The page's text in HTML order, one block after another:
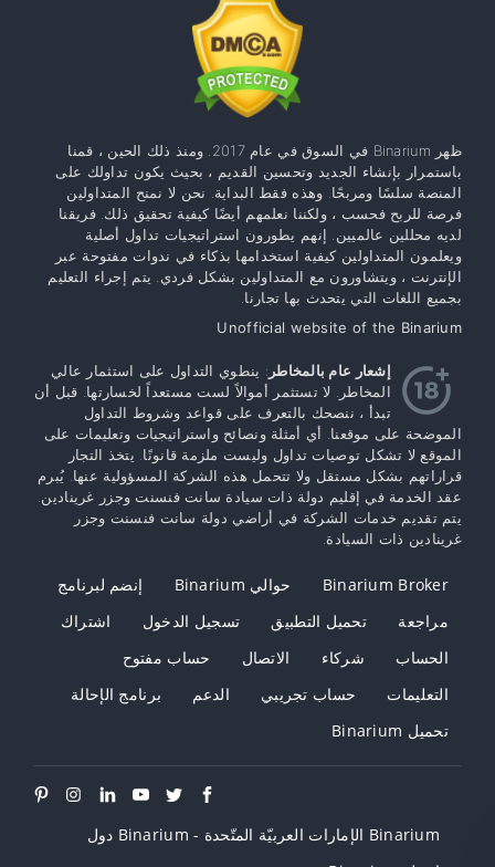
ظهر Binarium في السوق في عام 2017. ومنذ ذلك الحين ، قمنا
باستمرار بإنشاء الجديد وتحسين القديم ، بحيث يكون تداولك على
المنصة سلسًا ومربحًا. وهذه فقط البداية. نحن لا نمنح المتداولين
فرصة للربح فحسب ، ولكننا نعلمهم أيضًا كيفية تحقيق ذلك. فريقنا
لديه محللين عالميين. إنهم يطورون استراتيجيات تداول أصلية
ويعلمون المتداولين كيفية استخدامها بذكاء في ندوات مفتوحة عبر
الإنترنت ، ويتشاورون مع المتداولين بشكل فردي. يتم إجراء التعليم
بجميع اللغات التي يتحدث بها تجارنا.
Unofficial website of the Binarium
إشعار عام بالمخاطر : ينطوي التداول على استثمار عالي
المخاطر. لا تستثمر أموالاً لست مستعداً لخسارتها. قبل أن
تبدأ ، ننصحك بالتعرف على قواعد وشروط التداول
الموضحة على موقعنا. أي أمثلة ونصائح واستراتيجيات وتعليمات على
الموقع لا تشكل توصيات تداول وليست ملزمة قانونًا. يتخذ التجار
قراراتهم بشكل مستقل ولا تتحمل هذه الشركة المسؤولية عنها. يُبرم
عقد الخدمة في إقليم دولة ذات سيادة سانت فنسنت وجزر غرينادين.
يتم تقديم خدمات الشركة في أراضي دولة سانت فنسنت وجزر
غرينادين ذات السيادة.
Binarium Broker حوالي Binarium
إنضم لبرنامج
مراجعة
تحميل التطبيق تسجيل الدخول
اشتراك
الحساب
شركاء الاتصال
حساب مفتوح
التعليمات
حساب تجريبي الدعم
برنامج الإحالة
تحميل Binarium
Binarium الإمارات العربيّة المتّحدة - Binarium دول